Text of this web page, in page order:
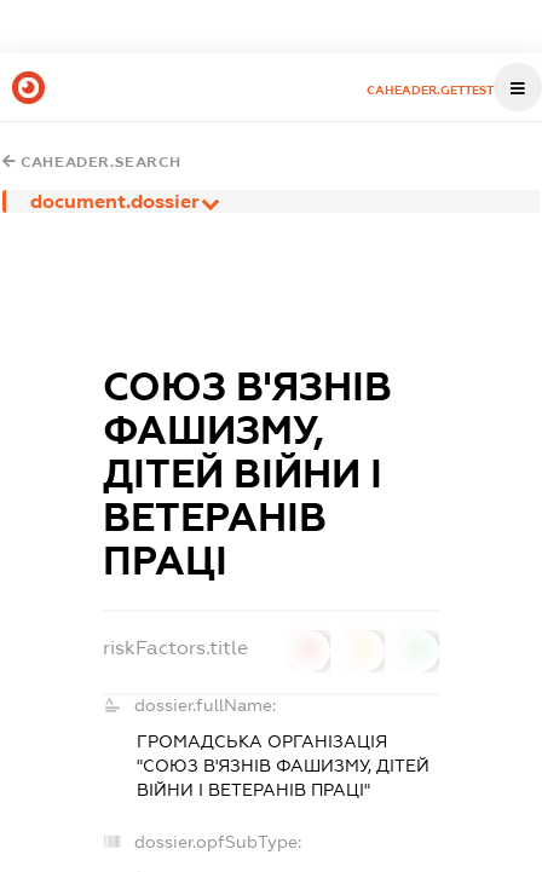
CAHEADER.GETTEST
CAHEADER.SEARCH
document.dossier
СОЮЗ В'ЯЗНІВ
ФАШИЗМУ,
ДІТЕЙ ВІЙНИ І
ВЕТЕРАНІВ
ПРАЦІ
riskFactors.title
dossier.fullName:
ГРОМАДСЬКА ОРГАНІЗАЦІЯ
"СОЮЗ В'ЯЗНІВ ФАШИЗМУ, ДІТЕЙ
ВІЙНИ І ВЕТЕРАНІВ ПРАЦІ"
dossier.opfSubType: